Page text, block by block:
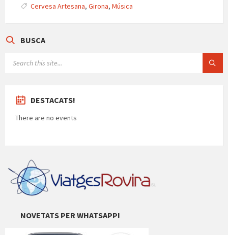
p k
ar
te
Cervesa Artesana, Girona, Música
BUSCA
DESTACATS!
There are no events
NOVETATS PER WHATSAPP!